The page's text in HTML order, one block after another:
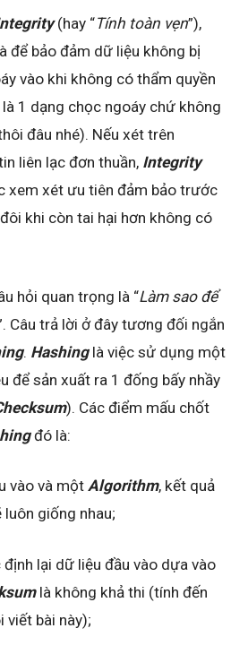
(hay “Tính toàn vẹn”),
để bảo đảm dữ liệu không bị
vào khi không có thẩm quyền
1 dạng chọc ngoáy chứ không
đâu nhé). Nếu xét trên
liên lạc đơn thuần, Integrity
xem xét ưu tiên đảm bảo trước
khi còn tai hại hơn không có
hỏi quan trọng là “Làm sao để
Câu trả lời ở đây tương đối ngắn
. Hashinglà việc sử dụng một
để sản xuất ra 1 đống bấy nhầy
). Các điểm mấu chốt
đó là:
vào và mộtAlgorithm, kết quả
giống nhau;
lại dữ liệu đầu vào dựa vào
là không khả thi (tính đến
viết bài này);